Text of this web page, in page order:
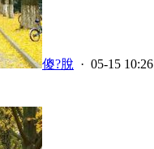
傻?脫 · 05-15 10:26